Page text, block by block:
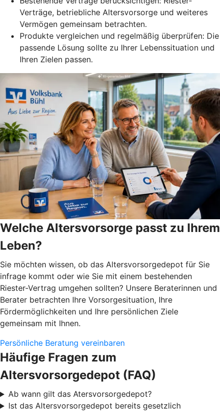
Verträge, betriebliche Altersvorsorge und weiteres
Vermögen gemeinsam betrachten.
Produkte vergleichen und regelmäßig überprüfen: Die
passende Lösung sollte zu Ihrer Lebenssituation und
Ihren Zielen passen.
Welche Altersvorsorge passt zu Ihrem
Leben?
Sie möchten wissen, ob das Altersvorsorgedepot für Sie
infrage kommt oder wie Sie mit einem bestehenden
Riester-Vertrag umgehen sollten? Unsere Beraterinnen und
Berater betrachten Ihre Vorsorgesituation, Ihre
Fördermöglichkeiten und Ihre persönlichen Ziele
gemeinsam mit Ihnen.
Persönliche Beratung vereinbaren
Häufige Fragen zum
Altersvorsorgedepot (FAQ)
Ab wann gilt das Atersvorsorgedepot?
Ist das Altersvorsorgedepot bereits gesetzlich